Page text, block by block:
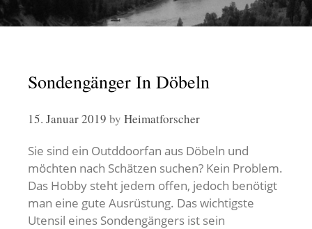
Sondengänger In Döbeln
15. Januar 2019 by Heimatforscher
Sie sind ein Outddoorfan aus Döbeln und
möchten nach Schätzen suchen? Kein Problem.
Das Hobby steht jedem offen, jedoch benötigt
man eine gute Ausrüstung. Das wichtigste
Utensil eines Sondengängers ist sein